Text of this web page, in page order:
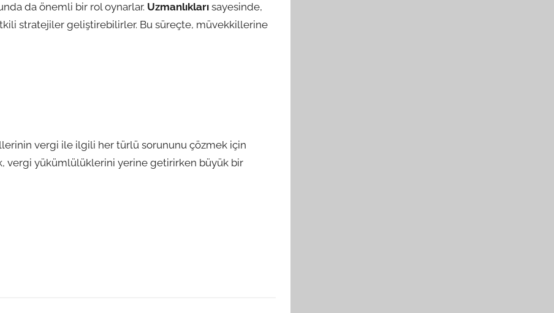
da önemli bir rol oynarlar. Uzmanlıkları sayesinde,
stratejiler geliştirebilirler. Bu süreçte, müvekkillerine
vergi ile ilgili her türlü sorununu çözmek için
vergi yükümlülüklerini yerine getirirken büyük bir